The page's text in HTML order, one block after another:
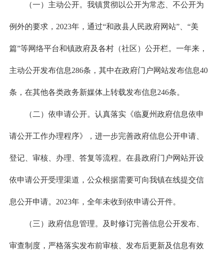
（一）主动公开。我镇贯彻以公开为常态、不公开为
例外的要求，2023年，通过“和政县人民政府网站”、“美
篇”等网络平台和镇政府及各村（社区）公开栏。一年来，
主动公开发布信息286条，其中在政府门户网站发布信息40
条，在其他各类政务新媒体上转载发布信息246条。
（二）依申请公开。认真落实《临夏州政府信息依申
请公开工作办理程序》，进一步完善政府信息公开申请、
登记、审核、办理、答复等流程。在县政府门户网站开设
依申请公开受理渠道，公众根据需要可向我镇在线提交信
息公开申请。2023年，全年未收到依申请公开件。
（三）政府信息管理。及时修订完善信息公开发布、
审查制度，严格落实发布前审核、发布后更新及信息有效